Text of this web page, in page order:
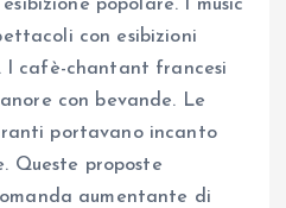
popolare. I music
con esibizioni
I cafè-chantant francesi
con bevande. Le
portavano incanto
Queste proposte
aumentante di